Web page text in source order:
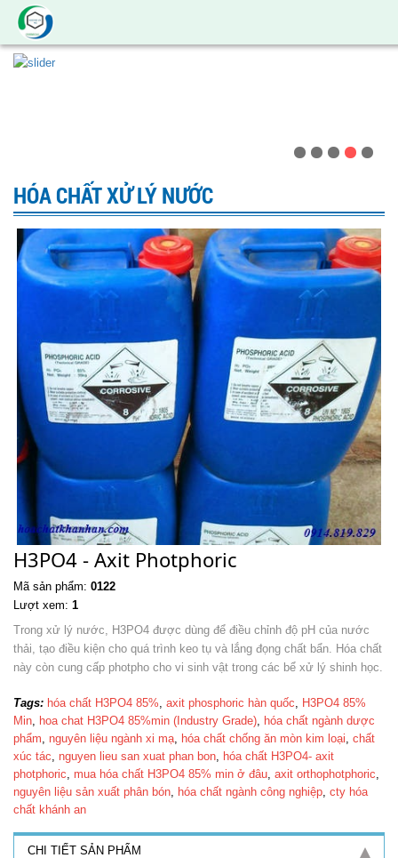
HÓA CHẤT XỬ LÝ NƯỚC
H3PO4 - Axit Photphoric
Mã sản phẩm: 0122
Lượt xem: 1
Trong xử lý nước, H3PO4 được dùng để điều chỉnh độ pH của nước
thải, tạo điều kiện cho quá trình keo tụ và lắng đọng chất bẩn. Hóa chất
này còn cung cấp photpho cho vi sinh vật trong các bể xử lý shinh học.
Tags: hóa chất H3PO4 85% axit phosphoric hàn qu​ốc
H3PO4 85%
Min hoa chat H3PO4 85%min (Industry Grade) hóa chất ngành dược
ph​ẩm
nguyên liệu ngành xi m​ạ hóa chất chống ăn mòn kim lo​ại chất
xúc t​ác
nguyen lieu san xuat phan bon hóa chất H3PO4- axit
photphoric
mua hóa chất H3PO4 85% min ở đâu axit orthophotphoric
nguyên liệu sản xuất phân bón hóa chất ngành công nghi​ệp cty hóa
chất khánh an
CHI TIẾT SẢN PHẨM